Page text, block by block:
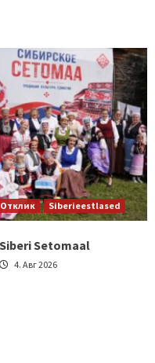
Отклик Siberieestlased
Siberi Setomaal
4. Авг 2026